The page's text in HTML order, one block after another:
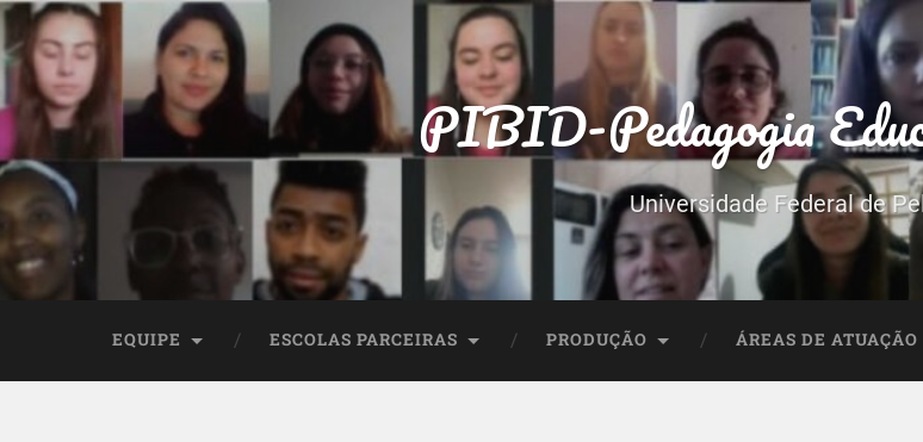
PIBID-Pedagogia
Universidade Federal de
EQUIPE ESCOLAS PARCEIRAS PRODUÇÃO ÁREAS DE ATUAÇÃO